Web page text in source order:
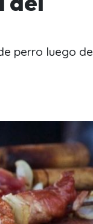
perro luego de